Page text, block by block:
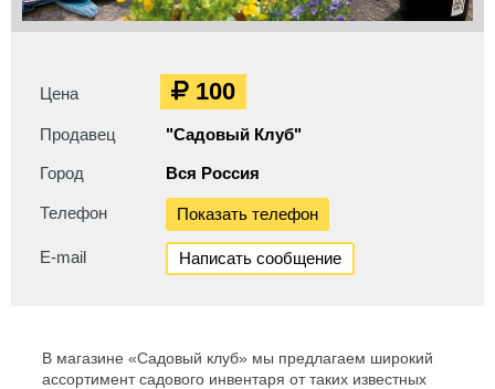
Цена 100
Продавец "Садовый Клуб"
Город Вся Россия
Телефон Показать телефон
E-mail Написать сообщение
В магазине «Садовый клуб» мы предлагаем широкий
ассортимент садового инвентаря от таких известных